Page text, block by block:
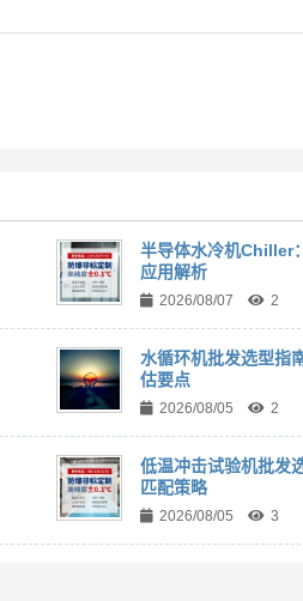
半导体水冷机Chiller
应用解析
2026/08/07 2
水循环机批发选型指
估要点
2026/08/05 2
低温冲击试验机批发
匹配策略
2026/08/05 3